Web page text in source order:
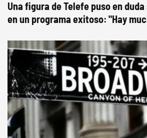
Una figura de Telefe puso en
en un programa exitoso: "Hay